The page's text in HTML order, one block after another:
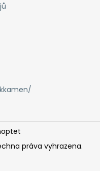
práva vyhrazena.